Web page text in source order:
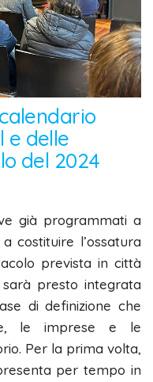
e delle
del 2024
già programmati a
costituire l’ossatura
prevista in città
presto integrata
di definizione che
le imprese e le
Per la prima volta,
per tempo in